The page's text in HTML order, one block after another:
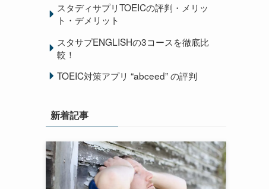
スタディサプリTOEICの評判・メリッ
ト・デメリット
スタサプENGLISHの3コースを徹底比
較！
TOEIC対策アプリ “abceed” の評判
新着記事